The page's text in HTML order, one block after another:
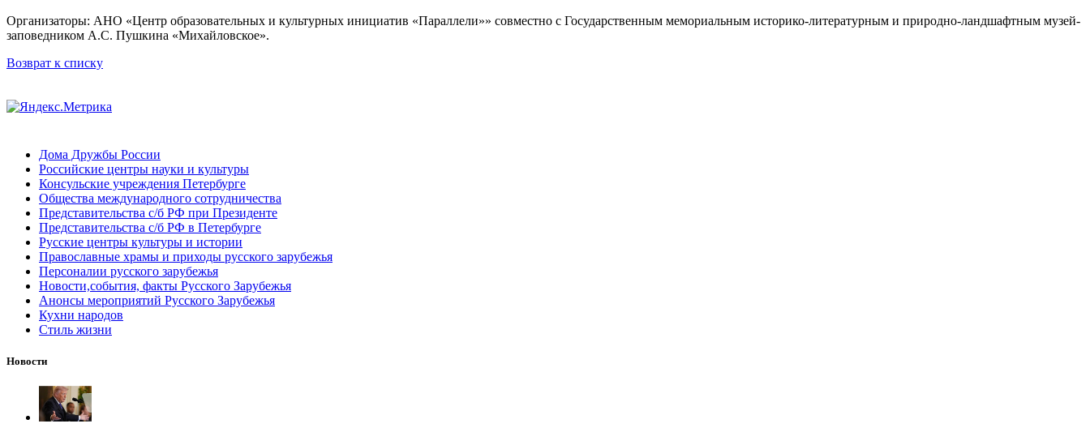
Организаторы: АНО «Центр образовательных и культурных инициатив «Параллели»» совместно с Государственным мемориальным историко-литературным и природно-ландшафтным музей-
заповедником А.С. Пушкина «Михайловское».
Возврат к списку
Дома Дружбы России
Российские центры науки и культуры
Консульские учреждения Петербурге
Общества международного сотрудничества
Представительства с/б РФ при Президенте
Представительства с/б РФ в Петербурге
Русские центры культуры и истории
Православные храмы и приходы русского зарубежья
Персоналии русского зарубежья
Новости,события, факты Русского Зарубежья
Анонсы мероприятий Русского Зарубежья
Кухни народов
Стиль жизни
Новости